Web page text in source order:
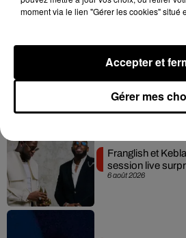
7 août 2026
Tayc et Didi B
6 août 2026
Franglish et
session live
moment via le lien "Gérer les cookies" situé
Gérer mes
Accepter et